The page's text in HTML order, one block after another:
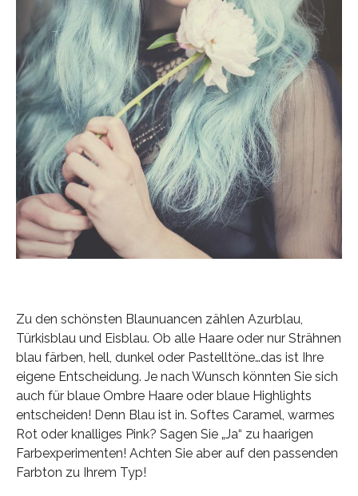
Zu den schönsten Blaunuancen zählen Azurblau,
Türkisblau und Eisblau. Ob alle Haare oder nur Strähnen
blau färben, hell, dunkel oder Pastelltöne…das ist Ihre
eigene Entscheidung. Je nach Wunsch könnten Sie sich
auch für blaue Ombre Haare oder blaue Highlights
entscheiden! Denn Blau ist in. Softes Caramel, warmes
Rot oder knalliges Pink? Sagen Sie „Ja“ zu haarigen
Farbexperimenten! Achten Sie aber auf den passenden
Farbton zu Ihrem Typ!